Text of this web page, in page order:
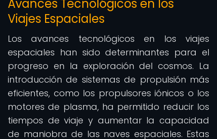
Avances Tecnológicos en los
Viajes Espaciales
Los avances tecnológicos en los viajes
espaciales han sido determinantes para el
progreso en la exploración del cosmos. La
introducción de sistemas de propulsión más
eficientes, como los propulsores iónicos o los
motores de plasma, ha permitido reducir los
tiempos de viaje y aumentar la capacidad
de maniobra de las naves espaciales. Estas